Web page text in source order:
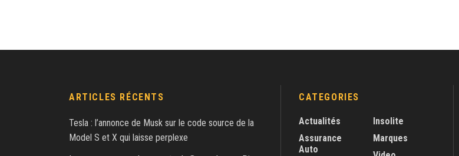
ARTICLES RÉCENTS
Tesla : l’annonce de Musk sur le code source de la
Model S et X qui laisse perplexe
CATEGORIES
Actualités
Assurance
Auto
Insolite
Marques